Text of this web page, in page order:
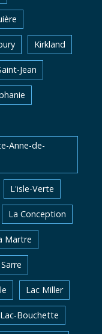
Kirkland
Jean
Anne-de-
L'isle-Verte
La Conception
Martre
Lac Miller
Lac-Bouchette